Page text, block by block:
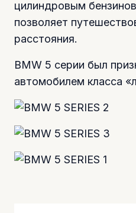
цилиндровым
позволяет
расстояния.
BMW 5 серии был
автомобилем класса